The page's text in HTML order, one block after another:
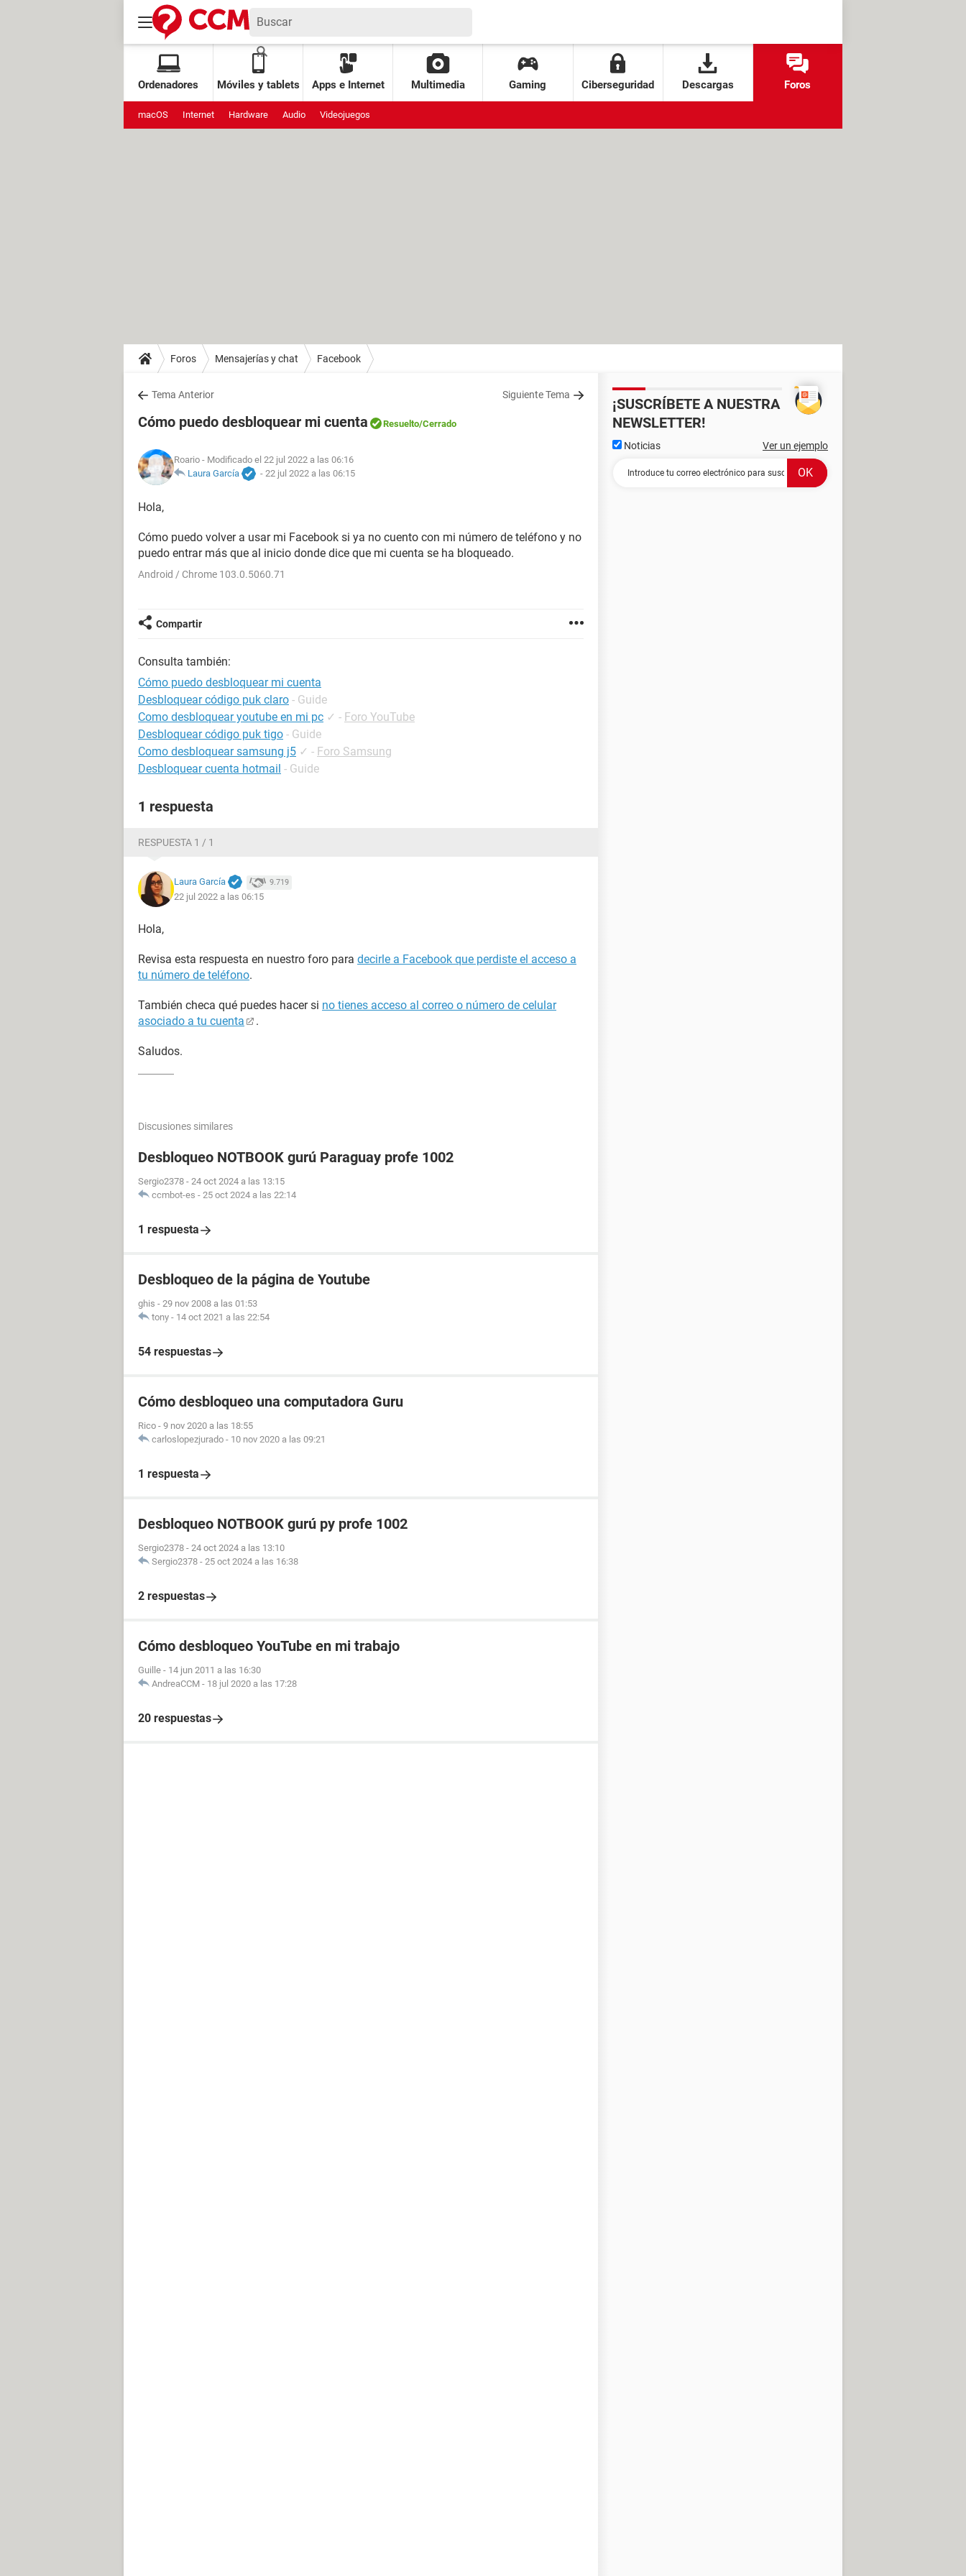
Ordenadores Móviles y tablets Apps e Internet Multimedia Gaming Ciberseguridad Descargas Foros
macOS Internet Hardware Audio Videojuegos
Foros Mensajerías y chat Facebook
Tema Anterior Siguiente Tema
Cómo puedo desbloquear mi cuenta Resuelto/Cerrado
Roario - Modificado el 22 jul 2022 a las 06:16
Laura García
- 22 jul 2022 a las 06:15
Hola,
Cómo puedo volver a usar mi Facebook si ya no cuento con mi número de teléfono y no
puedo entrar más que al inicio donde dice que mi cuenta se ha bloqueado.
Android / Chrome 103.0.5060.71
Compartir
Consulta también:
Cómo puedo desbloquear mi cuenta
Desbloquear código puk claro - Guide
Como desbloquear youtube en mi pc ✓ - Foro YouTube
Desbloquear código puk tigo - Guide
Como desbloquear samsung j5 ✓ - Foro Samsung
Desbloquear cuenta hotmail - Guide
1 respuesta
RESPUESTA 1 / 1
Laura García 9.719
22 jul 2022 a las 06:15
Hola,
Revisa esta respuesta en nuestro foro para decirle a Facebook que perdiste el acceso a
tu número de teléfono.
También checa qué puedes hacer si no tienes acceso al correo o número de celular
asociado a tu cuenta
.
Saludos.
Discusiones similares
Desbloqueo NOTBOOK gurú Paraguay profe 1002
Sergio2378 - 24 oct 2024 a las 13:15
ccmbot-es - 25 oct 2024 a las 22:14
1 respuesta
Desbloqueo de la página de Youtube
ghis - 29 nov 2008 a las 01:53
tony - 14 oct 2021 a las 22:54
54 respuestas
Cómo desbloqueo una computadora Guru
Rico - 9 nov 2020 a las 18:55
carloslopezjurado - 10 nov 2020 a las 09:21
1 respuesta
Desbloqueo NOTBOOK gurú py profe 1002
Sergio2378 - 24 oct 2024 a las 13:10
Sergio2378 - 25 oct 2024 a las 16:38
2 respuestas
Cómo desbloqueo YouTube en mi trabajo
Guille - 14 jun 2011 a las 16:30
AndreaCCM - 18 jul 2020 a las 17:28
20 respuestas
¡SUSCRÍBETE A NUESTRA
NEWSLETTER!
Noticias Ver un ejemplo